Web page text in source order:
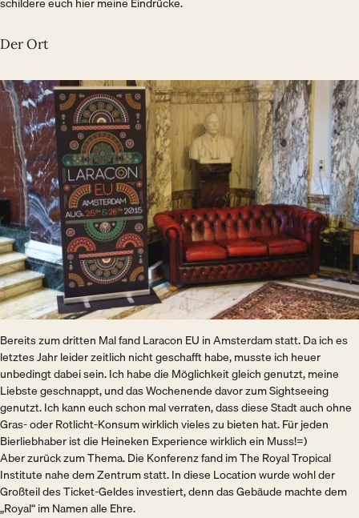
Der Ort
Bereits zum dritten Mal fand Laracon EU in Amsterdam statt. Da ich es
letztes Jahr leider zeitlich nicht geschafft habe, musste ich heuer
unbedingt dabei sein. Ich habe die Möglichkeit gleich genutzt, meine
Liebste geschnappt, und das Wochenende davor zum Sightseeing
genutzt. Ich kann euch schon mal verraten, dass diese Stadt auch ohne
Gras- oder Rotlicht-Konsum wirklich vieles zu bieten hat. Für jeden
Bierliebhaber ist die Heineken Experience wirklich ein Muss!=)
Aber zurück zum Thema. Die Konferenz fand im The Royal Tropical
Institute nahe dem Zentrum statt. In diese Location wurde wohl der
Großteil des Ticket-Geldes investiert, denn das Gebäude machte dem
„Royal“ im Namen alle Ehre.